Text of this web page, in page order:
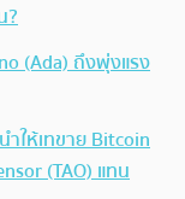
?
(Ada) ถึงพุ่งแรง
ให้เทขาย Bitcoin
(TAO) แทน